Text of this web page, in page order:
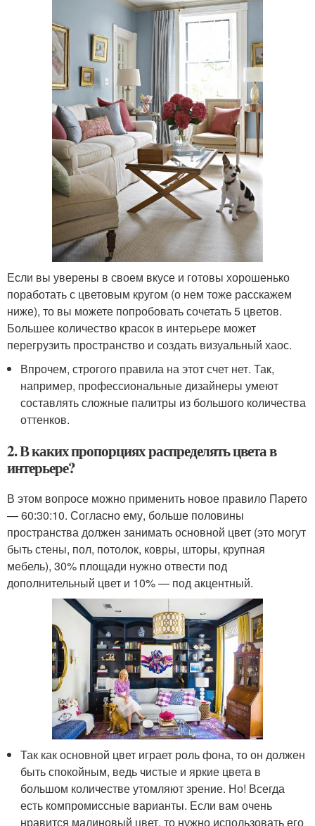
Если вы уверены в своем вкусе и готовы хорошенько
поработать с цветовым кругом (о нем тоже расскажем
ниже), то вы можете попробовать сочетать 5 цветов.
Большее количество красок в интерьере может
перегрузить пространство и создать визуальный хаос.
Впрочем, строгого правила на этот счет нет. Так,
например, профессиональные дизайнеры умеют
составлять сложные палитры из большого количества
оттенков.
2. В каких пропорциях распределять цвета в
интерьере?
В этом вопросе можно применить новое правило Парето
— 60:30:10. Согласно ему, больше половины
пространства должен занимать основной цвет (это могут
быть стены, пол, потолок, ковры, шторы, крупная
мебель), 30% площади нужно отвести под
дополнительный цвет и 10% — под акцентный.
Так как основной цвет играет роль фона, то он должен
быть спокойным, ведь чистые и яркие цвета в
большом количестве утомляют зрение. Но! Всегда
есть компромиссные варианты. Если вам очень
нравится малиновый цвет, то нужно использовать его